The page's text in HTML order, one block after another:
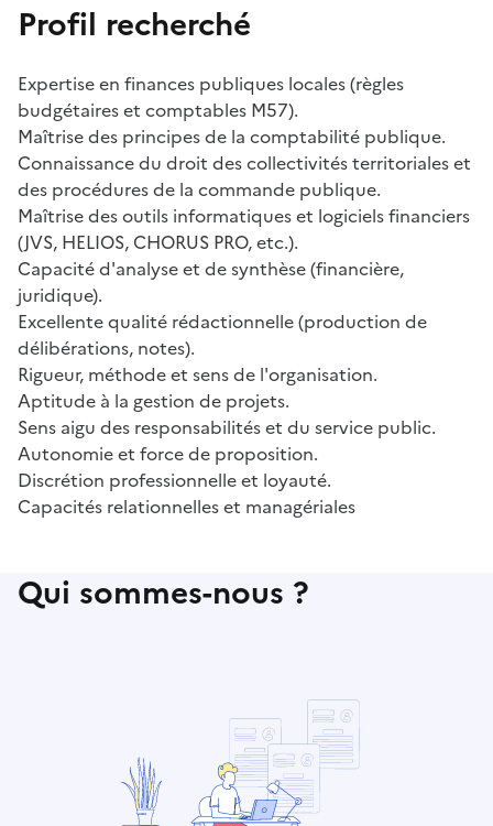
Profil recherché
Expertise en finances publiques locales (règles
budgétaires et comptables M57).
Maîtrise des principes de la comptabilité publique.
Connaissance du droit des collectivités territoriales et
des procédures de la commande publique.
Maîtrise des outils informatiques et logiciels financiers
(JVS, HELIOS, CHORUS PRO, etc.).
Capacité d'analyse et de synthèse (financière,
juridique).
Excellente qualité rédactionnelle (production de
délibérations, notes).
Rigueur, méthode et sens de l'organisation.
Aptitude à la gestion de projets.
Sens aigu des responsabilités et du service public.
Autonomie et force de proposition.
Discrétion professionnelle et loyauté.
Capacités relationnelles et managériales
Qui sommes-nous ?